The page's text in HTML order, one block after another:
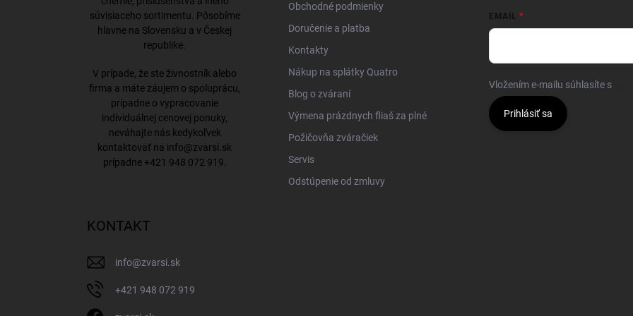
súvisiaceho sortimentu. Pôsobíme
hlavne na Slovensku a v Českej
republike.
V prípade, že ste živnostník alebo
firma a máte záujem o spoluprácu,
prípadne o vypracovanie
individuálnej cenovej ponuky,
neváhajte nás kedykoľvek
kontaktovať na info@zvarsi.sk
prípadne +421 948 072 919
Obchodné podmienky
Doručenie a platba
Kontakty
Nákup na splátky Quatro
Blog o zváraní
Výmena prázdnych fliaš za plné
Požičovňa zváračiek
Servis
Odstúpenie od zmluvy
EMAIL
Vložením e-mailu súhlasíte s
Prihlásiť sa
KONTAKT
info@zvarsi.sk
+421 948 072 919